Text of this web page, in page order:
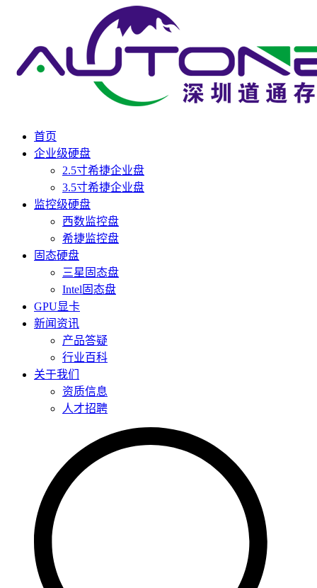
首页
企业级硬盘
2.5寸希捷企业盘
3.5寸希捷企业盘
监控级硬盘
西数监控盘
希捷监控盘
固态硬盘
三星固态盘
Intel固态盘
GPU显卡
新闻资讯
产品答疑
行业百科
关于我们
资质信息
人才招聘